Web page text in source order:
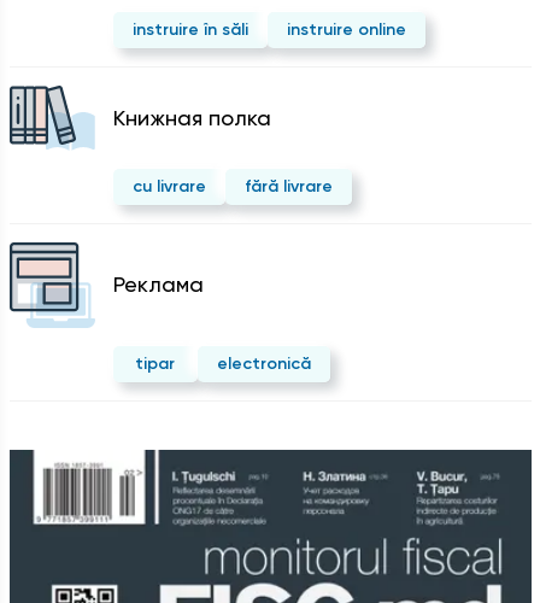
instruire în săli instruire online
Kнижная полка
cu livrare fără livrare
Реклама
tipar electronică